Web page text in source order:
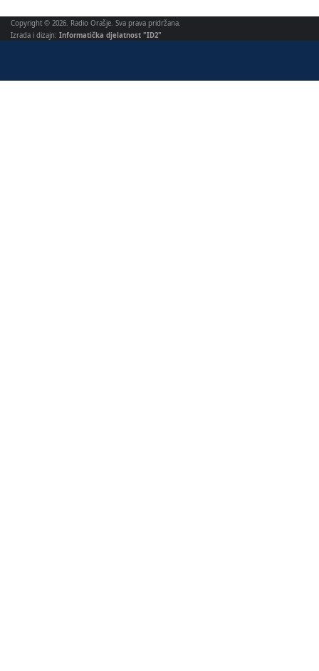
Copyright © 2026. Radio Orašje. Sva prava pridržana.
Izrada i dizajn: Informatička djelatnost "ID2"